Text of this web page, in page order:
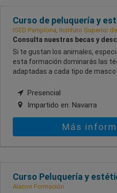
Curso de peluquería y
ISED Pamplona, Instituto Superior
Consulta nuestras becas y
Si te gustan los animales,
esta formación dominarás las
adaptadas a cada tipo de
Presencial
Impartido en: Navarra
Más
Curso Peluquería y
Alacon Formación